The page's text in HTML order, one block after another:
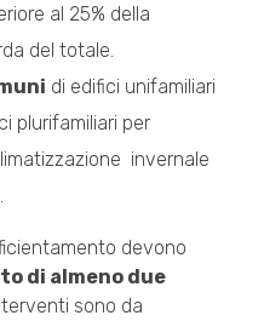
al 25% della
del totale.
di edifici unifamiliari
plurifamiliari per
invernale
devono
di almeno due
sono da